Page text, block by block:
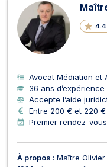
4.4
Avocat Médiation et
36 ans d’expérience
Accepte l’aide
Entre 200 € et 220 €
Premier rendez-
À propos : Maître